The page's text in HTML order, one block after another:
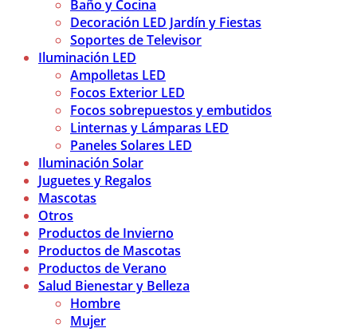
Baño y Cocina
Decoración LED Jardín y Fiestas
Soportes de Televisor
Iluminación LED
Ampolletas LED
Focos Exterior LED
Focos sobrepuestos y embutidos
Linternas y Lámparas LED
Paneles Solares LED
Iluminación Solar
Juguetes y Regalos
Mascotas
Otros
Productos de Invierno
Productos de Mascotas
Productos de Verano
Salud Bienestar y Belleza
Hombre
Mujer